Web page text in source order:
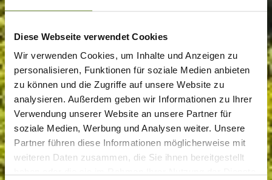
Diese Webseite verwendet Cookies
Wir verwenden Cookies, um Inhalte und Anzeigen zu
personalisieren, Funktionen für soziale Medien anbieten
zu können und die Zugriffe auf unsere Website zu
analysieren. Außerdem geben wir Informationen zu Ihrer
Verwendung unserer Website an unsere Partner für
soziale Medien, Werbung und Analysen weiter. Unsere
Partner führen diese Informationen möglicherweise mit
weiteren Daten zusammen, die Sie ihnen bereitgestellt